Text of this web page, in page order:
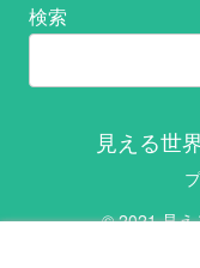
検索
見える世
© 2021 見え